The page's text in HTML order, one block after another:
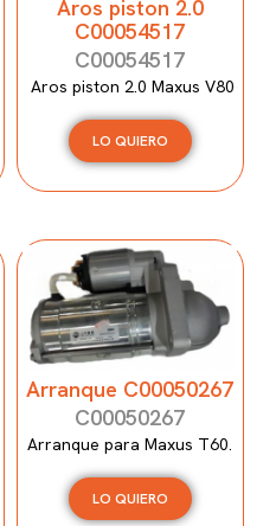
Aros piston 2.0
C00054517
C00054517
Aros piston 2.0 Maxus V80
LO QUIERO
Arranque C00050267
C00050267
Arranque para Maxus T60.
LO QUIERO